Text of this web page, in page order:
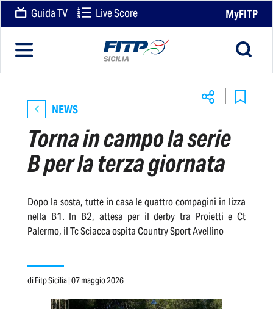
Guida TV Live Score MyFITP
NEWS
Torna in campo la serie
B per la terza giornata
Dopo la sosta, tutte in casa le quattro compagini in lizza
nella B1. In B2, attesa per il derby tra Proietti e Ct
Palermo, il Tc Sciacca ospita Country Sport Avellino
diFitp Sicilia| 07 maggio 2026